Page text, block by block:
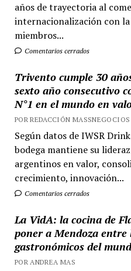
años de trayectoria al
internacionalización con
miembros...
Comentarios cerrados
Trivento cumple 30
sexto año consecutivo
N°1 en el mundo en
POR REDACCIÓN MASSNEGOCIOS
Según datos de IWSR
bodega mantiene su
argentinos en valor,
crecimiento, innovación...
Comentarios cerrados
La VidA: la cocina de
poner a Mendoza entre
gastronómicos del
POR ANDREA MAS